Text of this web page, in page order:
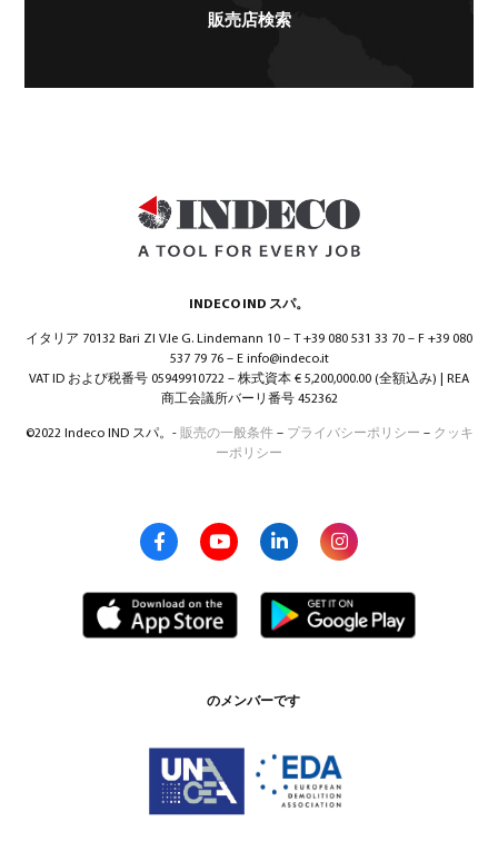
販売店検索
INDECO IND スパ。
イタリア 70132 Bari ZI V.le G. Lindemann 10 – T +39 080 531 33 70 – F +39 080
537 79 76 – E info@indeco.it
VAT ID および税番号 05949910722 – 株式資本 € 5,200,000.00 (全額込み) | REA
商工会議所バーリ番号 452362
©2022 Indeco IND スパ。- 販売の一般条件– プライバシーポリシー – クッキ
ーポリシー
のメンバーです